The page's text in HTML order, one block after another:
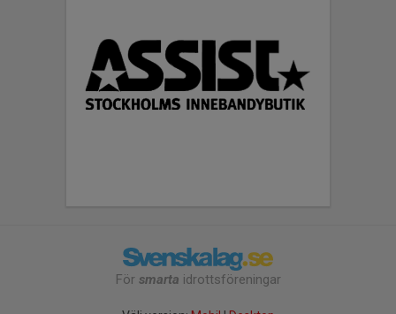
För smarta idrottsföreningar